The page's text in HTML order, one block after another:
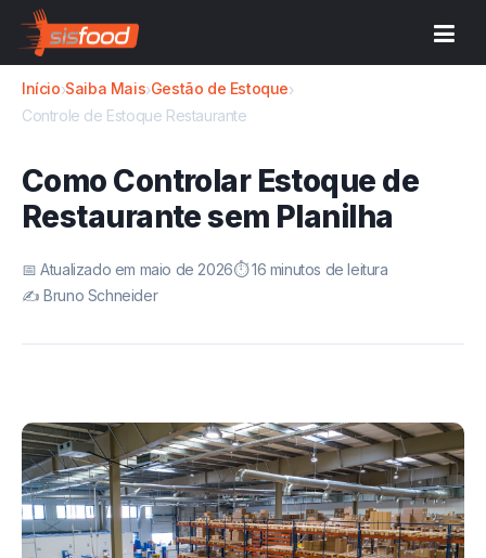
Início›Saiba Mais›Gestão de Estoque›
Controle de Estoque Restaurante
Como Controlar Estoque de
Restaurante sem Planilha
📅 Atualizado em maio de 2026⏱️ 16 minutos de leitura
✍️ Bruno Schneider